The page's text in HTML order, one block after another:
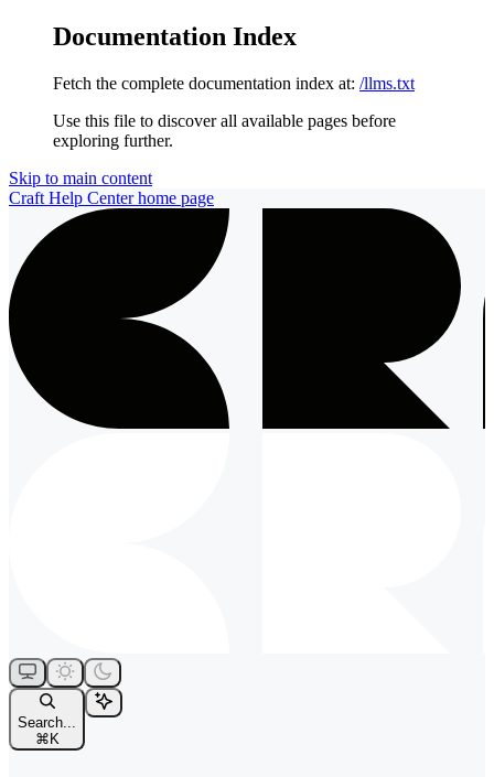
Documentation Index
Fetch the complete documentation index at: /llms.txt
Use this file to discover all available pages before
exploring further.
Skip to main content
Craft Help Centerhome page
Search...
⌘ K